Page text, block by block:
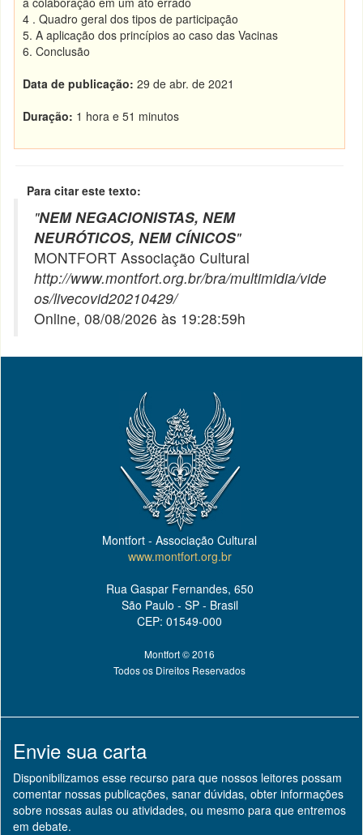
4 . Quadro geral dos tipos de participação
5. A aplicação dos princípios ao caso das Vacinas
6. Conclusão
Data de publicação: 29 de abr. de 2021
Duração: 1 hora e 51 minutos
Para citar este texto:
"NEM NEGACIONISTAS, NEM
NEURÓTICOS, NEM CÍNICOS"
MONTFORT Associação Cultural
http://www.montfort.org.br/bra/multimidia/vide
os/livecovid20210429/
Online, 08/08/2026 às 19:28:59h
Montfort - Associação Cultural
www.montfort.org.br
Rua Gaspar Fernandes, 650
São Paulo - SP - Brasil
CEP: 01549-000
Montfort © 2016
Todos os Direitos Reservados
Envie sua carta
Disponibilizamos esse recurso para que nossos leitores possam
comentar nossas publicações, sanar dúvidas, obter informações
sobre nossas aulas ou atividades, ou mesmo para que entremos
em debate.